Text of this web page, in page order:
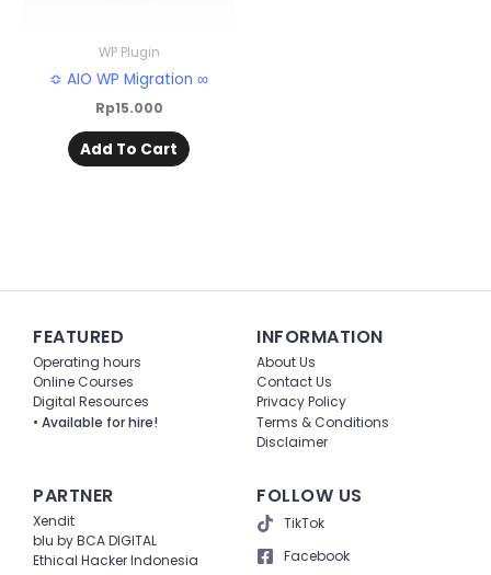
WP Plugin
≎ AIO WP Migration ∞
Rp15.000
Add To Cart
FEATURED
Operating hours
Online Courses
Digital Resources
• Available for hire!
INFORMATION
About Us
Contact Us
Privacy Policy
Terms & Conditions
Disclaimer
PARTNER
Xendit
blu by BCA DIGITAL
Ethical Hacker Indonesia
FOLLOW US
TikTok
Facebook